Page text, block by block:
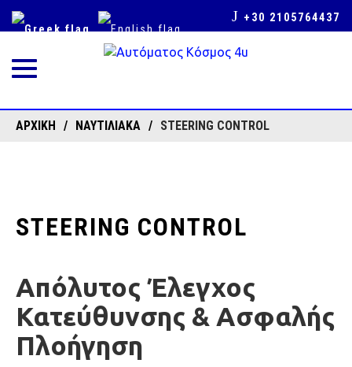
Toggle
+30 2105764437
ΑΡΧΙΚΉ ΝΑΥΤΙΛΙΑΚΑ STEERING CONTROL
STEERING CONTROL
Απόλυτος Έλεγχος
Κατεύθυνσης & Ασφαλής
Πλοήγηση